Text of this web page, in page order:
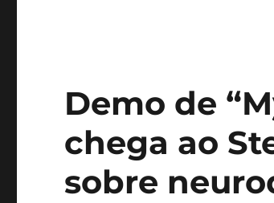
Demo de
chega ao
sobre